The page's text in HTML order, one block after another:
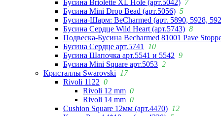
Бусина Briolette XL Hole (арт.5042) 7
Бусина Mini Drop Bead (арт.5056) 5
Бусина-Шарм: BeCharmed (арт. 5890, 5928,
Бусина Сердце Wild Heart (арт.5743) 8
Подвеска-Бусина Becharmed 81001 Pave
Бусина Сердце арт.5741
10
Бусина Шапочка арт.5541 и 5542 9
Бусина Mini Square арт.5053 2
Кристаллы Swarovski
17
Rivoli 1122 0
Rivoli 12 mm 0
Rivoli 14 mm 0
Cushion Square 12мм (арт.4470) 12